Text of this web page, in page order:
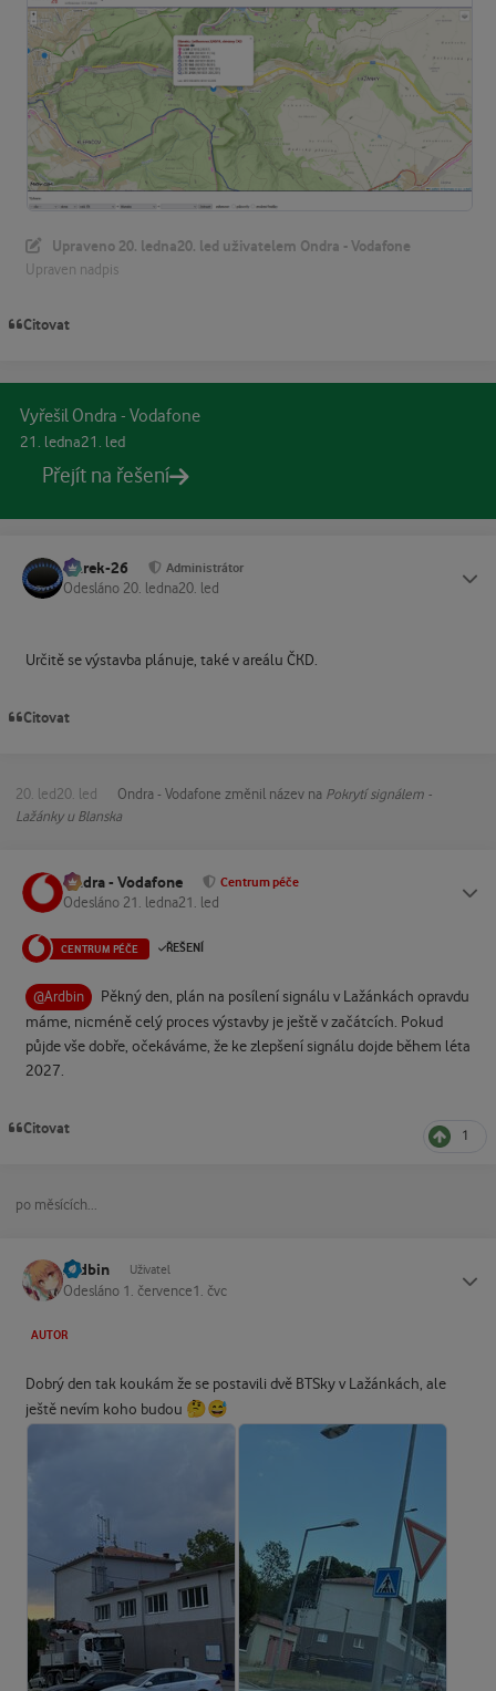
Upraveno 20. ledna20. led uživatelem Ondra - Vodafone
Upraven nadpis
Citovat
Vyřešil Ondra - Vodafone
21. ledna21. led
Přejít na řešení
Marek-26 Administrátor
Odesláno 20. ledna20. led
Určitě se výstavba plánuje, také v areálu ČKD.
Citovat
20. led 20. led Ondra - Vodafone změnil název na Pokrytí signálem -
Lažánky u Blanska
Ondra - Vodafone Centrum péče
Odesláno 21. ledna21. led
CENTRUM PÉČE ŘEŠENÍ
@Ardbin
Pěkný den, plán na posílení signálu v Lažánkách opravdu
máme, nicméně celý proces výstavby je ještě v začátcích. Pokud
půjde vše dobře, očekáváme, že ke zlepšení signálu dojde během léta
2027.
Citovat 1
po měsících...
Ardbin Uživatel
Odesláno 1. července1. čvc
AUTOR
Dobrý den tak koukám že se postavili dvě BTSky v Lažánkách, ale
ještě nevím koho budou 🤔😅